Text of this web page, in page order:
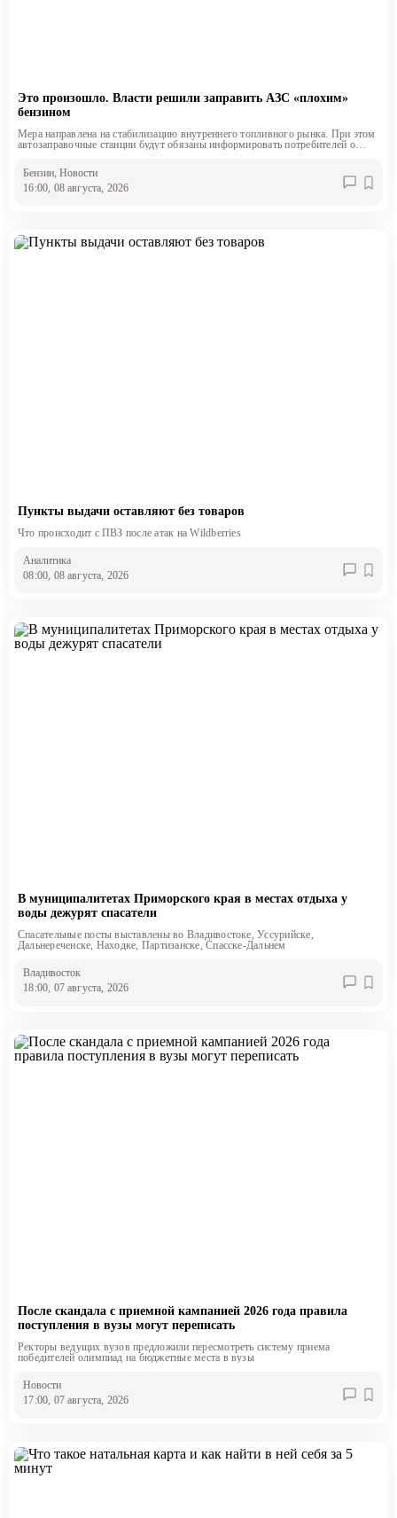
Это произошло. Власти решили заправить АЗС «плохим»
бензином
Мера направлена на стабилизацию внутреннего топливного рынка. При этом
автозаправочные станции будут обязаны информировать потребителей о
Бензин, Новости
16:00, 08 августа, 2026
Пункты выдачи оставляют без товаров
Что происходит с ПВЗ после атак на Wildberries
Аналитика
08:00, 08 августа, 2026
В муниципалитетах Приморского края в местах отдыха у
воды дежурят спасатели
Спасательные посты выставлены во Владивостоке, Уссурийске,
Дальнереченске, Находке, Партизанске, Спасске-Дальнем
Владивосток
18:00, 07 августа, 2026
После скандала с приемной кампанией 2026 года правила
поступления в вузы могут переписать
Ректоры ведущих вузов предложили пересмотреть систему приема
победителей олимпиад на бюджетные места в вузы
Новости
17:00, 07 августа, 2026